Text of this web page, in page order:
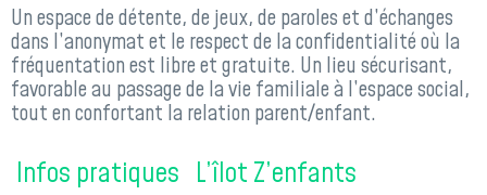
Un espace de détente, de jeux, de paroles et d’échanges
dans l’anonymat et le respect de la confidentialité où la
fréquentation est libre et gratuite. Un lieu sécurisant,
favorable au passage de la vie familiale à l’espace social,
tout en confortant la relation parent/enfant.
Infos pratiques L’îlot Z’enfants